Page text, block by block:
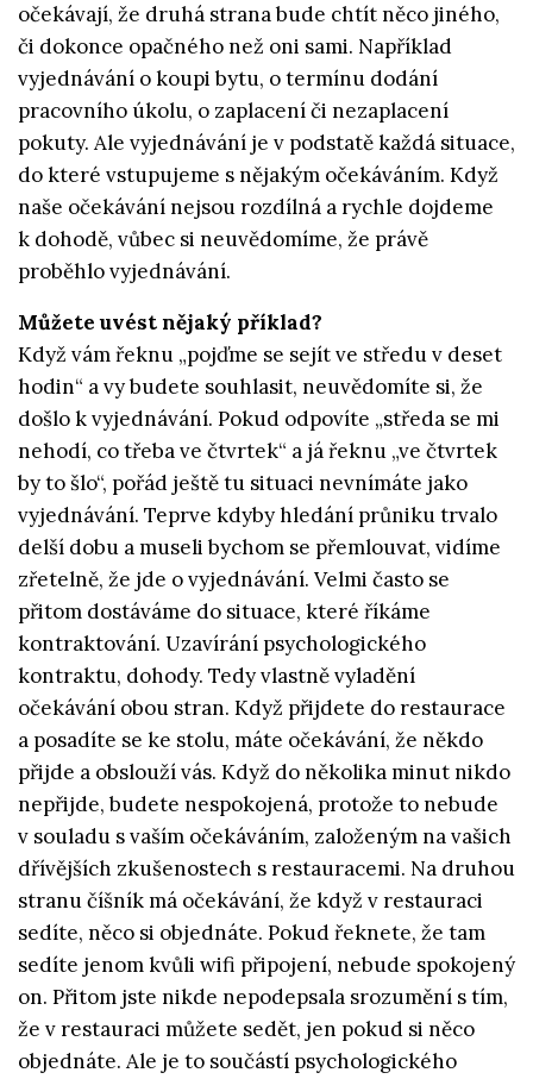
očekávají, že druhá strana bude chtít něco jiného,
či dokonce opačného než oni sami. Například
vyjednávání o koupi bytu, o termínu dodání
pracovního úkolu, o zaplacení či nezaplacení
pokuty. Ale vyjednávání je v podstatě každá situace,
do které vstupujeme s nějakým očekáváním. Když
naše očekávání nejsou rozdílná a rychle dojdeme
k dohodě, vůbec si neuvědomíme, že právě
proběhlo vyjednávání.
Můžete uvést nějaký příklad?
Když vám řeknu „pojďme se sejít ve středu v deset
hodin“ a vy budete souhlasit, neuvědomíte si, že
došlo k vyjednávání. Pokud odpovíte „středa se mi
nehodí, co třeba ve čtvrtek“ a já řeknu „ve čtvrtek
by to šlo“, pořád ještě tu situaci nevnímáte jako
vyjednávání. Teprve kdyby hledání průniku trvalo
delší dobu a museli bychom se přemlouvat, vidíme
zřetelně, že jde o vyjednávání. Velmi často se
přitom dostáváme do situace, které říkáme
kontraktování. Uzavírání psychologického
kontraktu, dohody. Tedy vlastně vyladění
očekávání obou stran. Když přijdete do restaurace
a posadíte se ke stolu, máte očekávání, že někdo
přijde a obslouží vás. Když do několika minut nikdo
nepřijde, budete nespokojená, protože to nebude
v souladu s vaším očekáváním, založeným na vašich
dřívějších zkušenostech s restauracemi. Na druhou
stranu číšník má očekávání, že když v restauraci
sedíte, něco si objednáte. Pokud řeknete, že tam
sedíte jenom kvůli wifi připojení, nebude spokojený
on. Přitom jste nikde nepodepsala srozumění s tím,
že v restauraci můžete sedět, jen pokud si něco
objednáte. Ale je to součástí psychologického